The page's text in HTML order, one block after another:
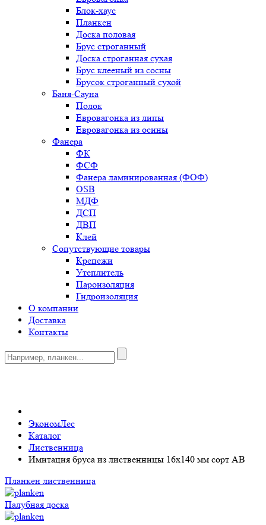
Блок-хаус
Планкен
Доска половая
Брус строганный
Доска строганная сухая
Брус клееный из сосны
Брусок строганный сухой
Баня-Сауна
Полок
Евровагонка из липы
Евровагонка из осины
Фанера
ФК
ФСФ
Фанера ламинированная (ФОФ)
OSB
МДФ
ДСП
ДВП
Клей
Сопутствующие товары
Крепежи
Утеплитель
Пароизоляция
Гидроизоляция
О компании
Доставка
Контакты
ЭкономЛес
Каталог
Лиственница
Имитация бруса из лиственницы 16x140 мм сорт AB
Планкен лиственница
Палубная доска